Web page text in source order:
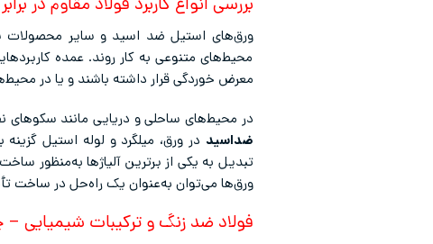
بررسی انواع کاربرد فولاد مقاوم در
ورق‌های استیل ضد اسید و سایر محصولات
محیط‌های متنوعی به کار روند. عمده
معرض خوردگی قرار داشته باشند و یا در
در محیط‌های ساحلی و دریایی مانند سکوهای
ضداسید در ورق، میلگرد و لوله استیل
تبدیل به یکی از برترین آلیاژها به‌منظور
ورق‌ها می‌توان به‌عنوان یک راه‌حل در ساخت
فولاد ضد زنگ و ترکیبات شیمیایی –